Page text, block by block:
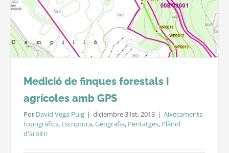
Medició de finques forestals i
agrícoles amb GPS
Por David Vega Puig | diciembre 31st, 2013 | Aixecaments
topogràfics, Escriptura,Geografia, Peritatges, Plànol
d'arbitri